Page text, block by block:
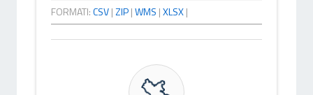
FORMATI:CSV|ZIP|WMS |XLSX|